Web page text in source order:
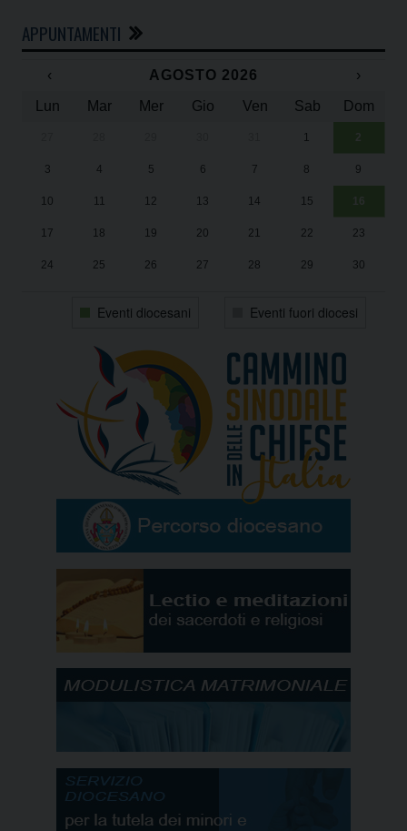
APPUNTAMENTI
‹ AGOSTO 2026
›
Lun
Mar Mer Gio Ven Sab Dom
1 2
3 4 5 6 7 8 9
10 11 12 13 14 15 16
17 18 19 20 21 22 23
24 25 26 27 28 29 30
Eventi diocesani Eventi fuori diocesi